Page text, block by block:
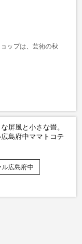
ップは、芸術の秋
屏風と小さな畳。
島府中ママトコテ
広島府中